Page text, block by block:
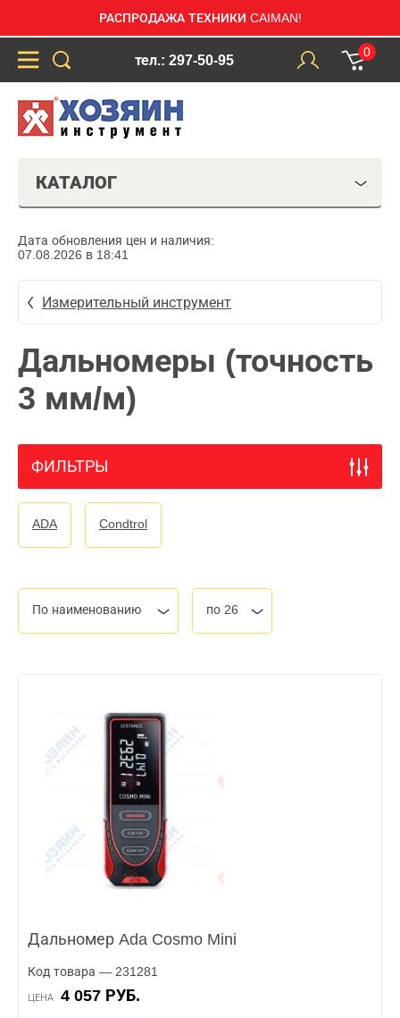
РАСПРОДАЖА ТЕХНИКИ CAIMAN!
тел.: 297-50-95
0
КАТАЛОГ
Дата обновления цен и наличия:
07.08.2026 в 18:41
Измерительный инструмент
Дальномеры (точность
3 мм/м)
ФИЛЬТРЫ
ADA Condtrol
По наименованию по 26
Дальномер Ada Cosmo Mini
Код товара — 231281
ЦЕНА 4 057 РУБ.